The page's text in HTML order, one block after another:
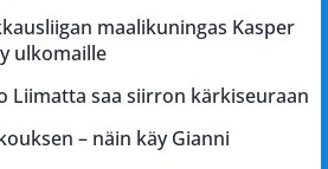
maalikuningas Kasper
ulkomaille
Liimatta saa siirron kärkiseuraan
– näin käy Gianni